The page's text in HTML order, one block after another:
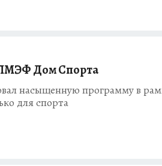
Дом Спорта
насыщенную программу в
для спорта